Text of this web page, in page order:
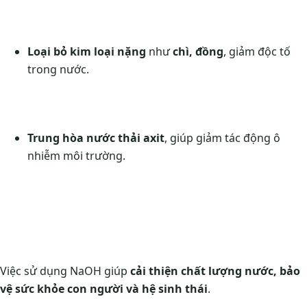
Loại bỏ kim loại nặng nhưchì, đồng, giảm độc tố
trong nước.
Trung hòa nước thải axit, giúp giảm tác động ô
nhiễm môi trường.
Việc sử dụng NaOH giúp cải thiện chất lượng nước, bảo
vệ sức khỏe con người và hệ sinh thái.